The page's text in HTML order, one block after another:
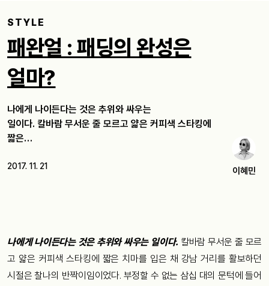
STYLE
패완얼 : 패딩의 완성은
얼마?
나에게 나이든다는 것은 추위와 싸우는
일이다. 칼바람 무서운 줄 모르고 얇은 커피색 스타킹에
짧은…
2017. 11. 21 이혜민
나에게 나이든다는 것은 추위와 싸우는 일이다. 칼바람 무서운 줄 모르
고 얇은 커피색 스타킹에 짧은 치마를 입은 채 강남 거리를 활보하던
시절은 찰나의 반짝이임이었다. 부정할 수 없는 삼십 대의 문턱에 들어